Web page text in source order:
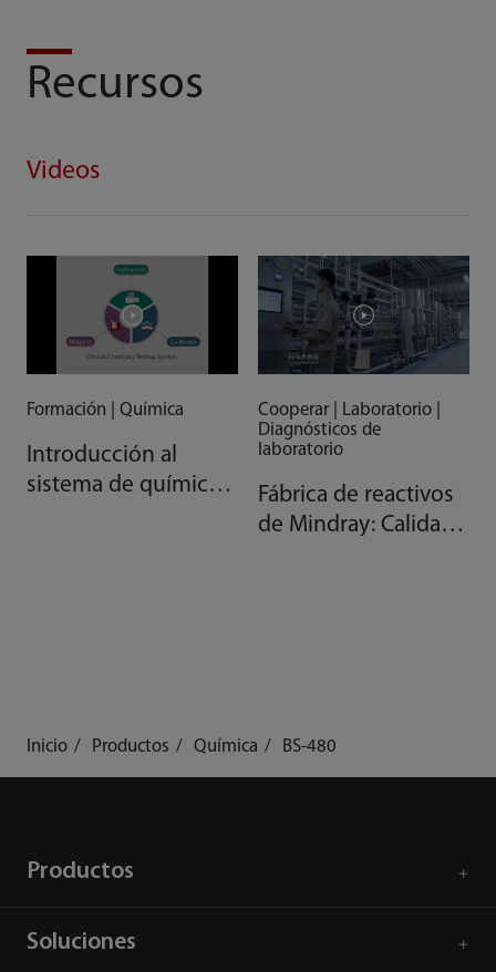
Recursos
Videos
Formación | Química
Introducción al
sistema de química
Cooperar | Laboratorio |
Diagnósticos de
laboratorio
Fábrica de reactivos
de Mindray: Calidad
Inicio Productos Química BS-480
Productos
Soluciones